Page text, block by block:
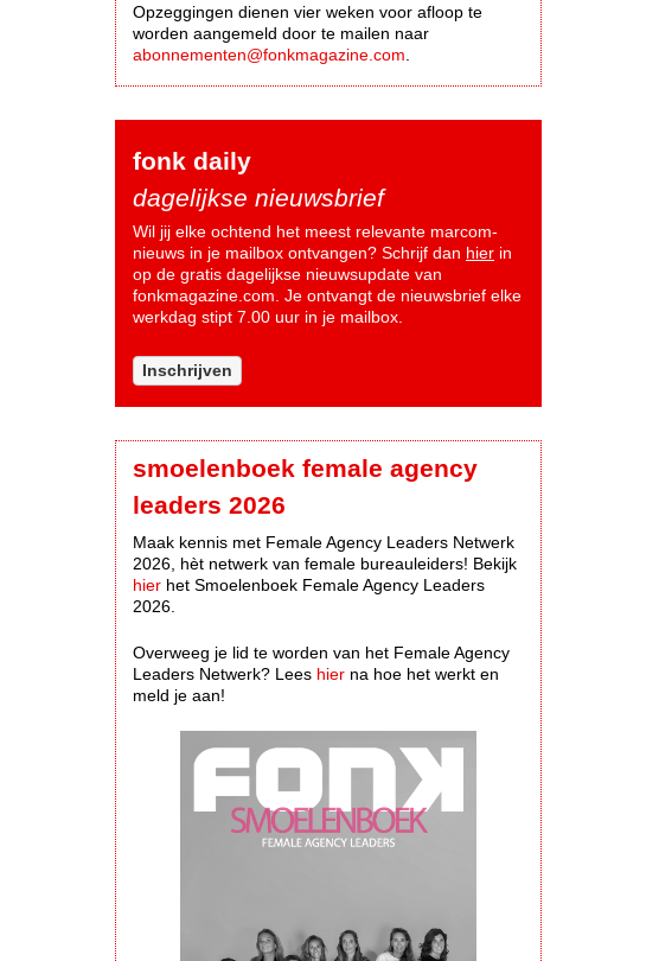
Opzeggingen dienen vier weken voor afloop te
worden aangemeld door te mailen naar
abonnementen@fonkmagazine.com
fonk daily
dagelijkse nieuwsbrief
Wil jij elke ochtend het meest relevante marcom-
nieuws in je mailbox ontvangen? Schrijf dan hier in
op de gratis dagelijkse nieuwsupdate van
fonkmagazine.com. Je ontvangt de nieuwsbrief elke
werkdag stipt 7.00 uur in je mailbox.
Inschrijven
smoelenboek female agency
leaders 2026
Maak kennis met Female Agency Leaders Netwerk
2026, hèt netwerk van female bureauleiders! Bekijk
hier het Smoelenboek Female Agency Leaders
2026.
Overweeg je lid te worden van het Female Agency
Leaders Netwerk? Lees hier na hoe het werkt en
meld je aan!